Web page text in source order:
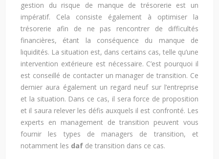
gestion du risque de manque de trésorerie est un
impératif. Cela consiste également à optimiser la
trésorerie afin de ne pas rencontrer de difficultés
financières, étant la conséquence du manque de
liquidités. La situation est, dans certains cas, telle qu’une
intervention extérieure est nécessaire. C’est pourquoi il
est conseillé de contacter un manager de transition. Ce
dernier aura également un regard neuf sur l’entreprise
et la situation. Dans ce cas, il sera force de proposition
et il saura relever les défis auxquels il est confronté. Les
experts en management de transition peuvent vous
fournir les types de managers de transition, et
notamment les daf de transition dans ce cas.